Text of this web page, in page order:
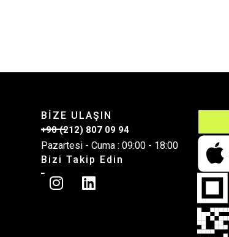
BİZE ULAŞIN
+90 (212) 807 09 94
Pazartesi - Cuma : 09:00 - 18:00
Bizi Takip Edin